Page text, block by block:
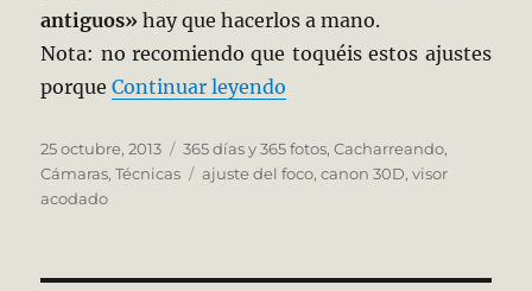
antiguos» hay que hacerlos a mano.
Nota: no recomiendo que toquéis estos ajustes
porqueContinuar leyendo
Publicado
el
25 octubre, 2013 Categorías
365 días y 365 fotos,Cacharreando,
Cámaras,Técnicas Etiquetas
ajuste del foco,canon 30D,visor
acodado